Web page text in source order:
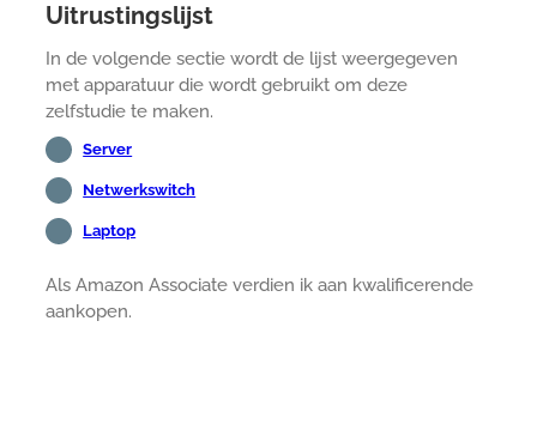
Uitrustingslijst
In de volgende sectie wordt de lijst weergegeven
met apparatuur die wordt gebruikt om deze
zelfstudie te maken.
Server
Netwerkswitch
Laptop
Als Amazon Associate verdien ik aan kwalificerende
aankopen.